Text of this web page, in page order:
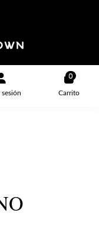
sesión
0
Carrito